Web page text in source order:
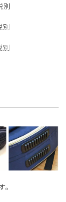
別
別
別